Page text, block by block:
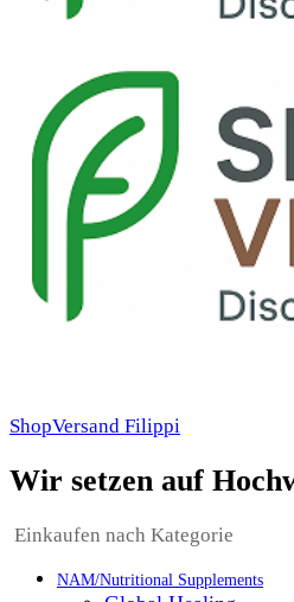
ShopVersand Filippi
Wir setzen auf
Einkaufen nach Kategorie
NAM/Nutritional Supplements